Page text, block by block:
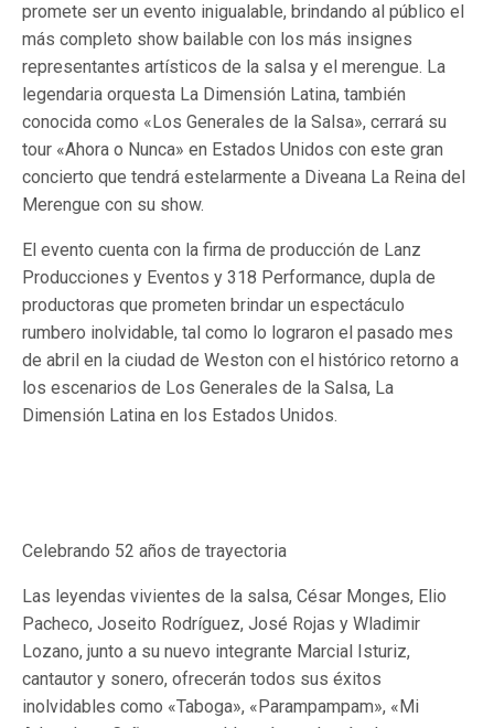
promete ser un evento inigualable, brindando al público el
más completo show bailable con los más insignes
representantes artísticos de la salsa y el merengue. La
legendaria orquesta La Dimensión Latina, también
conocida como «Los Generales de la Salsa», cerrará su
tour «Ahora o Nunca» en Estados Unidos con este gran
concierto que tendrá estelarmente a Diveana La Reina del
Merengue con su show.
El evento cuenta con la firma de producción de Lanz
Producciones y Eventos y 318 Performance, dupla de
productoras que prometen brindar un espectáculo
rumbero inolvidable, tal como lo lograron el pasado mes
de abril en la ciudad de Weston con el histórico retorno a
los escenarios de Los Generales de la Salsa, La
Dimensión Latina en los Estados Unidos.
Celebrando 52 años de trayectoria
Las leyendas vivientes de la salsa, César Monges, Elio
Pacheco, Joseito Rodríguez, José Rojas y Wladimir
Lozano, junto a su nuevo integrante Marcial Isturiz,
cantautor y sonero, ofrecerán todos sus éxitos
inolvidables como «Taboga», «Parampampam», «Mi